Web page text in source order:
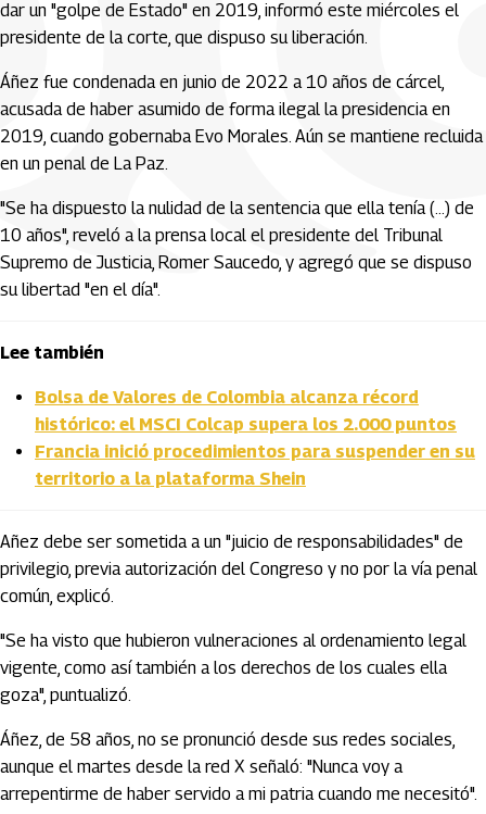
dar un "golpe de Estado" en 2019, informó este miércoles el
presidente de la corte, que dispuso su liberación.
Áñez fue condenada en junio de 2022 a 10 años de cárcel,
acusada de haber asumido de forma ilegal la presidencia en
2019, cuando gobernaba Evo Morales. Aún se mantiene recluida
en un penal de La Paz.
"Se ha dispuesto la nulidad de la sentencia que ella tenía (...) de
10 años", reveló a la prensa local el presidente del Tribunal
Supremo de Justicia, Romer Saucedo, y agregó que se dispuso
su libertad "en el día".
Lee también
Bolsa de Valores de Colombia alcanza récord
histórico: el MSCI Colcap supera los 2.000 puntos
Francia inició procedimientos para suspender en su
territorio a la plataforma Shein
Añez debe ser sometida a un "juicio de responsabilidades" de
privilegio, previa autorización del Congreso y no por la vía penal
común, explicó.
"Se ha visto que hubieron vulneraciones al ordenamiento legal
vigente, como así también a los derechos de los cuales ella
goza", puntualizó.
Áñez, de 58 años, no se pronunció desde sus redes sociales,
aunque el martes desde la red X señaló: "Nunca voy a
arrepentirme de haber servido a mi patria cuando me necesitó".